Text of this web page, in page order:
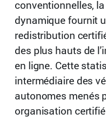
conventionnelles,
dynamique fournit
redistribution
des plus hauts de
en ligne. Cette
intermédiaire des
autonomes menés
organisation